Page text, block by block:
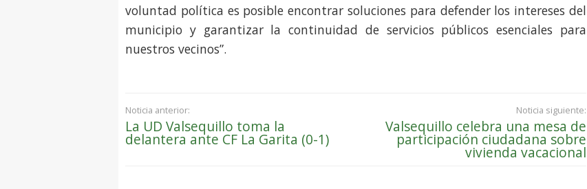
voluntad política es posible encontrar soluciones para defender los intereses del
municipio y garantizar la continuidad de servicios públicos esenciales para
nuestros vecinos”.
Noticia anterior:
La UD Valsequillo toma la
delantera ante CF La Garita (0-1)
Noticia siguiente:
Valsequillo celebra una mesa de
participación ciudadana sobre
vivienda vacacional